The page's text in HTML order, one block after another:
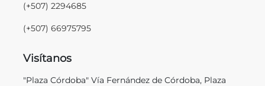
(+507) 2294685
(+507) 66975795
Visítanos
"Plaza Córdoba" Vía Fernández de Córdoba, Plaza